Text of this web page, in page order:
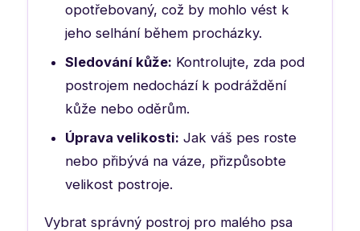
opotřebovaný, což by mohlo vést k
jeho selhání během procházky.
Sledování kůže: Kontrolujte, zda pod
postrojem nedochází k podráždění
kůže nebo oděrům.
Úprava velikosti: Jak váš pes roste
nebo přibývá na váze, přizpůsobte
velikost postroje.
Vybrat správný postroj pro malého psa